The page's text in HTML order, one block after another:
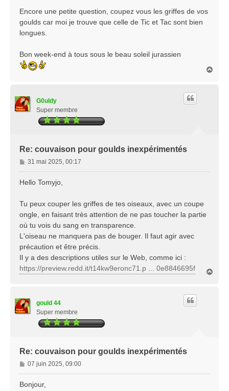
g
e
Encore une petite question, coupez vous les griffes de vos
goulds car moi je trouve que celle de Tic et Tac sont bien
longues.
Bon week-end à tous sous le beau soleil jurassien
G0uldy
Super membre
Re: couvaison pour goulds inexpérimentés
M
e
s
g
e
31 mai 2025, 00:17
Hello Tomyjo,
Tu peux couper les griffes de tes oiseaux, avec un coupe
ongle, en faisant très attention de ne pas toucher la partie
où tu vois du sang en transparence.
L'oiseau ne manquera pas de bouger. Il faut agir avec
précaution et être précis.
Il y a des descriptions utiles sur le Web, comme ici :
https://preview.redd.it/t14kw9eronc71.p ... 0e8846695f
gould 44
Super membre
Re: couvaison pour goulds inexpérimentés
M
e
s
07 juin 2025, 09:00
Bonjour,